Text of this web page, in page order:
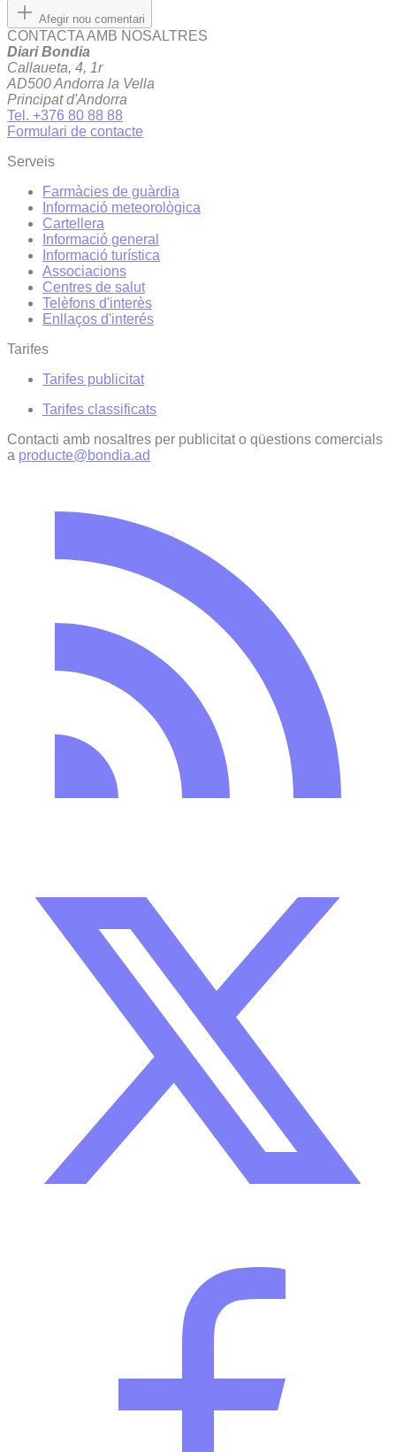
Afegir nou comentari
CONTACTA AMB NOSALTRES
Diari Bondia
Callaueta, 4, 1r
AD500 Andorra la Vella
Principat d'Andorra
Tel. +376 80 88 88
Formulari de contacte
Serveis
Farmàcies de guàrdia
Informació meteorològica
Cartellera
Informació general
Informació turística
Associacions
Centres de salut
Telèfons d'interès
Enllaços d'interés
Tarifes
Tarifes publicitat
Tarifes classificats
Contacti amb nosaltres per publicitat o qüestions comercials
a producte@bondia.ad